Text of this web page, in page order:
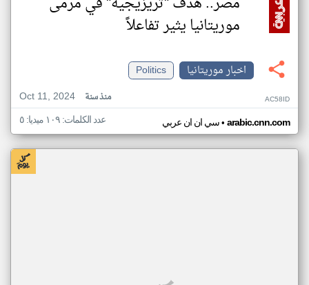
موريتانيا يثير تفاعلاً
اخبار موريتانيا
Politics
Oct 11, 2024
منذ سنة AC58ID
سي ان ان عربي• arabic.cnn.com عدد الكلمات: ١٠٩ ميديا: ٥